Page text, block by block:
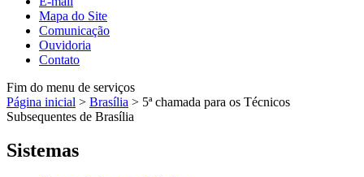
Mapa do Site
Comunicação
Ouvidoria
Contato
Fim do menu de serviços
Página inicial > Brasília > 5ª chamada para os Técnicos
Subsequentes de Brasília
Sistemas